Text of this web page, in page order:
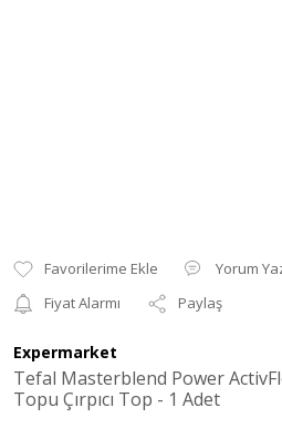
Yorum
Fiyat Alarmı
Paylaş
Expermarket
Tefal Masterblend Power
Topu Çırpıcı Top - 1 Adet